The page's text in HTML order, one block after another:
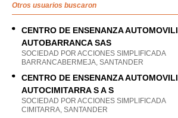
Otros usuarios buscaron
CENTRO DE ENSENANZA
AUTOBARRANCA SAS
SOCIEDAD POR ACCIONES SIMPLIFICADA
BARRANCABERMEJA, SANTANDER
CENTRO DE ENSENANZA
AUTOCIMITARRA S A S
SOCIEDAD POR ACCIONES SIMPLIFICADA
CIMITARRA, SANTANDER